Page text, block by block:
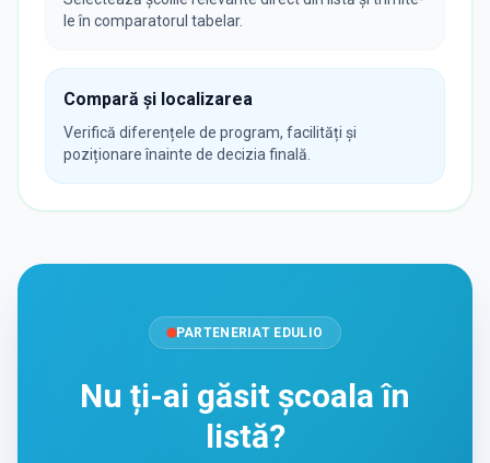
le în comparatorul tabelar.
Compară și localizarea
Verifică diferențele de program, facilități și
poziționare înainte de decizia finală.
PARTENERIAT EDULIO
Nu ți-ai găsit școala în
listă?